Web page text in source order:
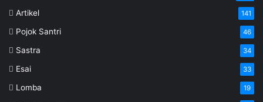
Artikel 141
Pojok Santri 46
Sastra 34
Esai 33
Lomba 19